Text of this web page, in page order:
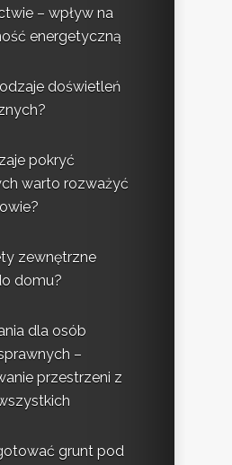
– wpływ na
energetyczną
doświetleń
pokryć
warto rozważyć
zewnętrzne
domu?
dla osób
–
przestrzeni z
grunt pod